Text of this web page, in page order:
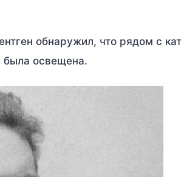
обнаружил, что рядом с
была освещена.